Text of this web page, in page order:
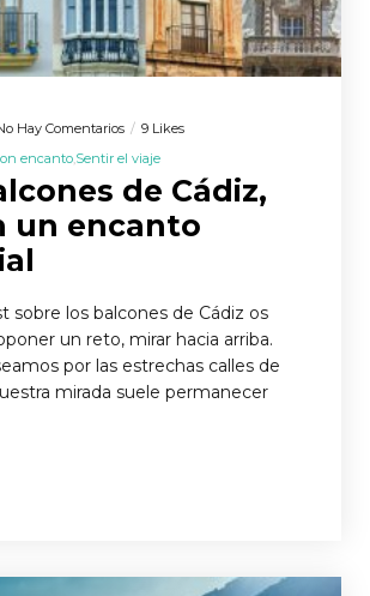
Hay Comentarios
9 Likes
encanto Sentir el viaje
de Cádiz,
un encanto
sobre los balcones de Cádiz os
un reto, mirar hacia arriba.
por las estrechas calles de
mirada suele permanecer